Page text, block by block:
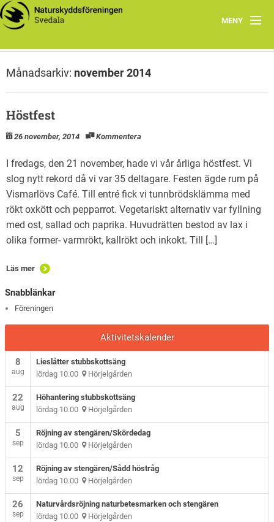
MENY
Årets Program
Länkar
Månadsarkiv: november 2014
Höstfest
26 november, 2014 Kommentera
I fredags, den 21 november, hade vi vår årliga höstfest. Vi
slog nytt rekord då vi var 35 deltagare. Festen ägde rum på
Vismarlövs Café. Till entré fick vi tunnbrödsklämma med
rökt oxkött och pepparrot. Vegetariskt alternativ var fyllning
med ost, sallad och paprika. Huvudrätten bestod av lax i
olika former- varmrökt, kallrökt och inkokt. Till […]
Läs mer
Snabblänkar
Föreningen
Aktivitetskalender
8
aug
Lieslåtter stubbskottsäng
lördag 10.00 Hörjelgården
22
aug
Höhantering stubbskottsäng
lördag 10.00 Hörjelgården
5
sep
Röjning av stengären/Skördedag
lördag 10.00 Hörjelgården
12
sep
Röjning av stengären/Sådd höstråg
lördag 10.00 Hörjelgården
26
sep
Naturvårdsröjning naturbetesmarken och stengären
lördag 10.00 Hörjelgården